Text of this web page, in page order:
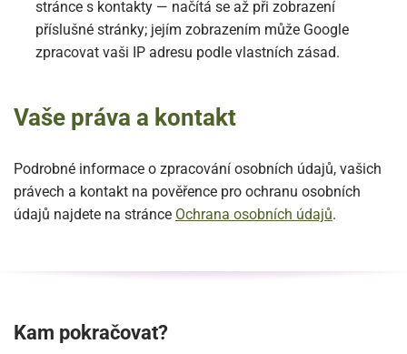
stránce s kontakty — načítá se až při zobrazení
příslušné stránky; jejím zobrazením může Google
zpracovat vaši IP adresu podle vlastních zásad.
Vaše práva a kontakt
Podrobné informace o zpracování osobních údajů, vašich
právech a kontakt na pověřence pro ochranu osobních
údajů najdete na stránce Ochrana osobních údajů.
Kam pokračovat?